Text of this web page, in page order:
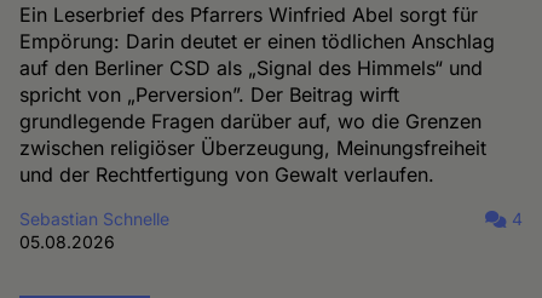
Ein Leserbrief des Pfarrers Winfried Abel sorgt für
Empörung: Darin deutet er einen tödlichen Anschlag
auf den Berliner CSD als „Signal des Himmels“ und
spricht von „Perversion”. Der Beitrag wirft
grundlegende Fragen darüber auf, wo die Grenzen
zwischen religiöser Überzeugung, Meinungsfreiheit
und der Rechtfertigung von Gewalt verlaufen.
Sebastian Schnelle
05.08.2026
4